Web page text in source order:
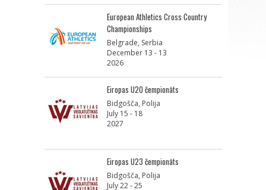
European Athletics Cross Country
Championships
Belgrade, Serbia
December 13 - 13
2026
Eiropas U20 čempionāts
Bidgošča, Polija
July 15 - 18
2027
Eiropas U23 čempionāts
Bidgošča, Polija
July 22 - 25